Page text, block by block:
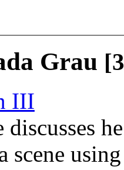
Grau
III
discusses
scene